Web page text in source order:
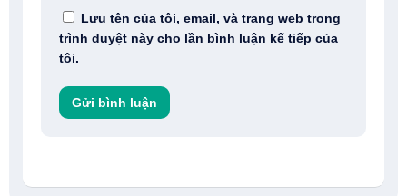
Lưu tên của tôi, email, và trang web trong
trình duyệt này cho lần bình luận kế tiếp của
tôi.